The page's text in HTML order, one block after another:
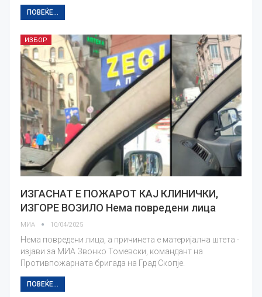
ПОВЕЌЕ...
ИЗБОР
ИЗГАСНАТ Е ПОЖАРОТ КАЈ КЛИНИЧКИ,
ИЗГОРЕ ВОЗИЛО Нема повредени лица
МИА 10/04/2025
Нема повредени лица, а причинета е материјална штета -
изјави за МИА Звонко Томевски, командант на
Противпожарната бригада на Град Скопје.
ПОВЕЌЕ...